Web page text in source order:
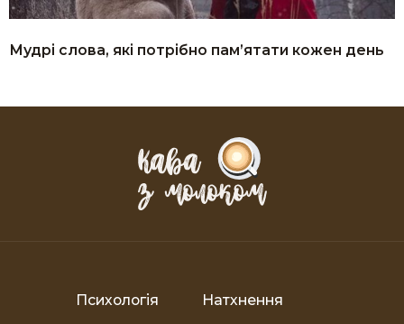
Мудрі слова, які потрібно пам’ятати кожен день
Психологія Натхнення